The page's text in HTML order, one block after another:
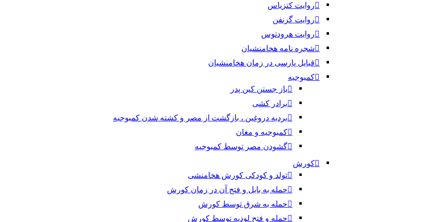
روایت کتزیاس
روایت گزنفن
روایت هرودتوس
شجره نامه هخامنشیان
قبایل پارسی در زمان هخامنشیان
کمبوجیه
باز جستن کین پدر
برادر کشی
بردیه دروغین ، بازگشت از مصر و کشته شدن کمبوجیه
کمبوجیه و مغان
گشودن مصر توسط کمبوجیه
کورش
تولد و کودکی کورش هخامنشی
حمله به بابل و فتح آن در زمان کورش
حمله به شرق توسط کورش
حمله و فتح لودیه توسط کورش